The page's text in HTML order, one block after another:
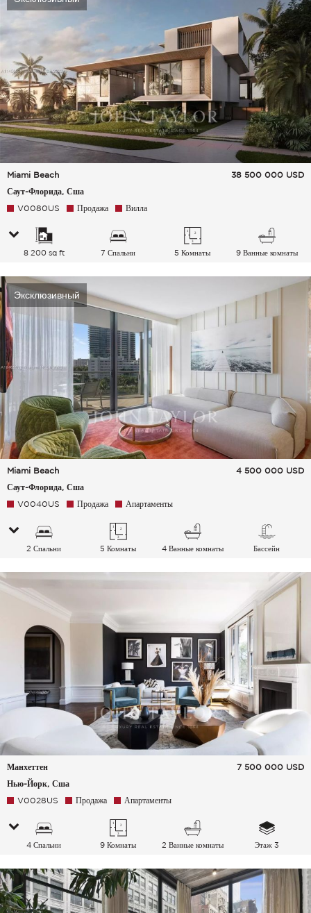
Miami Beach
Саут-Флорида, Сша
38 500 000 USD
V0080US Продажа Вилла
8 200 sq ft 7 Спальни 5 Комнаты 9 Ванные комнаты
Эксклюзивный
Miami Beach
Саут-Флорида, Сша
4 500 000 USD
V0040US Продажа Апартаменты
2 Спальни 5 Комнаты 4 Ванные комнаты Бассейн
Манхеттен
Нью-Йорк, Сша
7 500 000 USD
V0028US Продажа Апартаменты
4 Спальни 9 Комнаты 2 Ванные комнаты Этаж 3